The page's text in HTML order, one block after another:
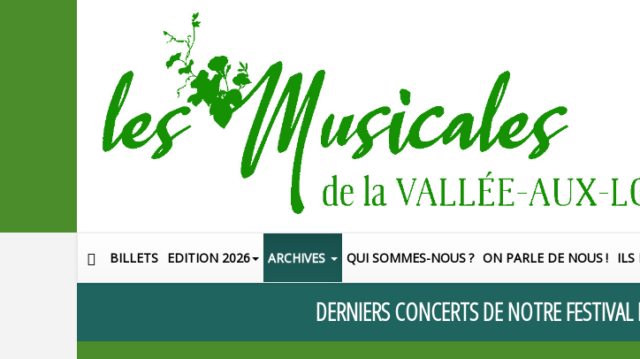
BILLETS EDITION 2026 ARCHIVES QUI SOMMES-NOUS? ON PARLE DE NOUS! ILS
DERNIERSCONCERTSDENOTREFESTIVAL